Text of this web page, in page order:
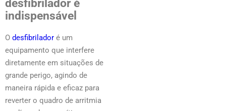
desfibrilador é
indispensável
O desfibrilador é um
equipamento que interfere
diretamente em situações de
grande perigo, agindo de
maneira rápida e eficaz para
reverter o quadro de arritmia